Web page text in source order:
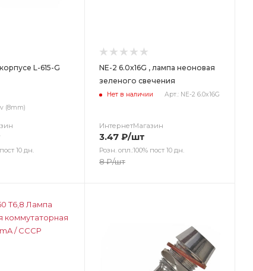
L-615-G
(8mm)
10 дн.
NE-2 6.0x16G , лампа неоновая
зеленого свечения
Нет в наличии Арт.: NE-2 6.0x16G
ИнтернетМагазин
3.47 ₽/шт
Розн. опл.:100% пост 10 дн.
8₽/шт